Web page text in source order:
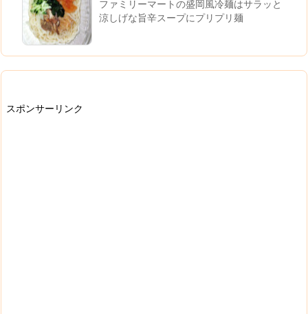
ファミリーマートの盛岡風冷麺はサラッと
涼しげな旨辛スープにプリプリ麺
スポンサーリンク